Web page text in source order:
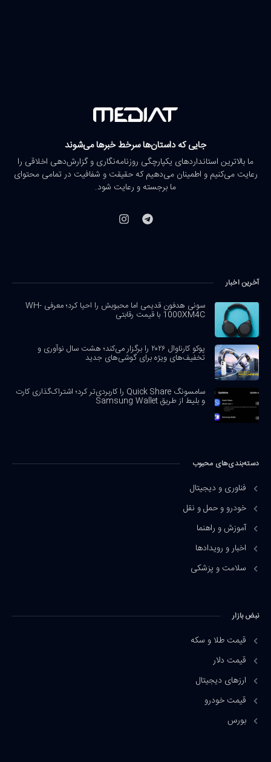
جایی که داستان‌ها سرخط خبرها می‌شوند
ما بالاترین استانداردهای یکپارچگی روزنامه‌نگاری و گزارش‌دهی اخلاقی را
رعایت می‌کنیم و اطمینان می‌دهیم که حقیقت و شفافیت در تمامی محتوای
ما برجسته و رعایت شود.
آخرین اخبار
سونی هدفون قدیمی اما محبوبش را احیا کرد؛ معرفی WH-
1000XM4C با قیمت رقابتی
پوکو کارناوال ۲۰۲۶ را برگزار می‌کند؛ هشت سال نوآوری و
تخفیف‌های ویژه برای گوشی‌های جدید
سامسونگ Quick Share را کاربردی‌تر کرد؛ اشتراک‌گذاری کارت
و بلیط از طریق Samsung Wallet
دسته‌بندی‌های محبوب
فناوری و دیجیتال
خودرو و حمل و نقل
آموزش و راهنما
اخبار و رویدادها
سلامت و پزشکی
نبض بازار
قیمت طلا و سکه
قیمت دلار
ارزهای دیجیتال
قیمت خودرو
بورس